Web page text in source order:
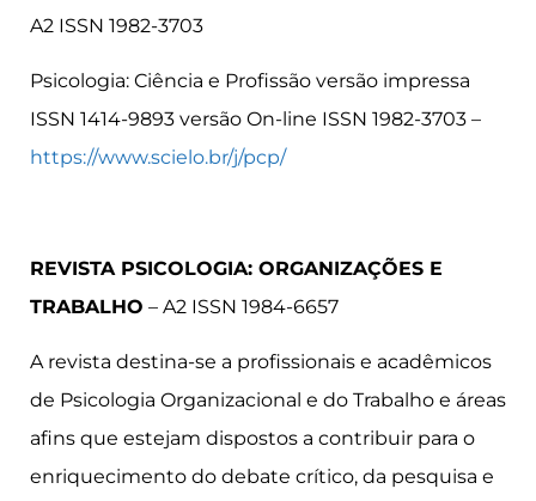
A2 ISSN 1982-3703
Psicologia: Ciência e Profissão versão impressa
ISSN 1414-9893 versão On-line ISSN 1982-3703 –
https://www.scielo.br/j/pcp/
REVISTA PSICOLOGIA: ORGANIZAÇÕES E
TRABALHO – A2 ISSN 1984-6657
A revista destina-se a profissionais e acadêmicos
de Psicologia Organizacional e do Trabalho e áreas
afins que estejam dispostos a contribuir para o
enriquecimento do debate crítico, da pesquisa e